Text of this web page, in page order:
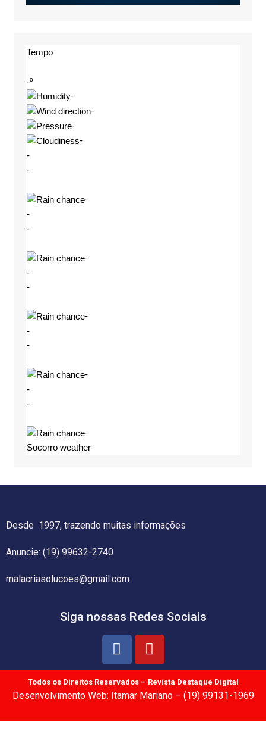
Tempo
-º
-
-
-
-
-
-
-
-
-
-
-
-
-
-
-
-
-
-
-
Socorro weather
Desde 1997, trazendo muitas informações
Anuncie: (19) 99632-2740
malacriasolucoes@gmail.com
Siga nossas Redes Sociais
Todos os Direitos Reservados – Revista Destaque Digital
Desenvolvimento Web: Itamar Mariano – (19) 99131-1969